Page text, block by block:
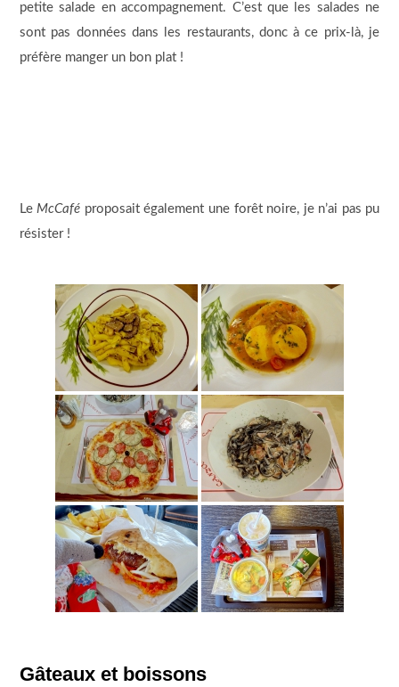
petite salade en accompagnement. C’est que les salades ne
sont pas données dans les restaurants, donc à ce prix-là, je
préfère manger un bon plat !
LeMcCafé proposait également une forêt noire, je n’ai pas pu
résister !
Gâteaux et boissons